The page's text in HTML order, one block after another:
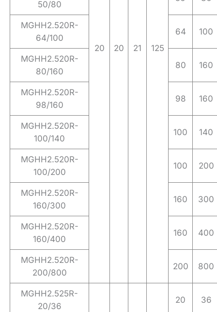
20 20 21 125
50/80
MGHH2.520R-
64/100
64 100
MGHH2.520R-
80/160
80 160
MGHH2.520R-
98/160
98 160
MGHH2.520R-
100/140
100 140
MGHH2.520R-
100/200
100 200
MGHH2.520R-
160/300
160 300
MGHH2.520R-
160/400
160 400
MGHH2.520R-
200/800
200 800
MGHH2.525R-
20/36
20 36